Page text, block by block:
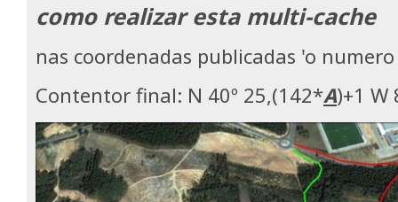
como realizar esta multi-cache
nas coordenadas publicadas 'o
Contentor final: N 40º 25,(142*A)+1 W